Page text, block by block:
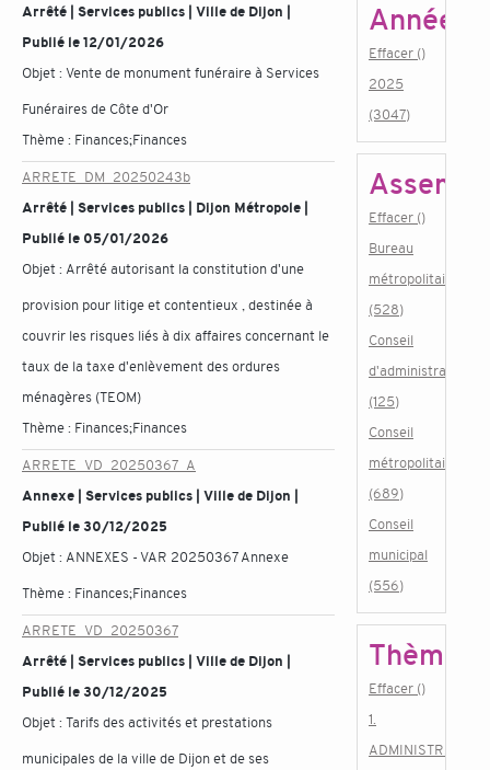
Arrêté | Services publics | Ville de Dijon |
Publié le 12/01/2026
Objet :Vente de monument funéraire à Services
Funéraires de Côte d'Or
Thème : Finances;Finances
ARRETE_DM_20250243b
Arrêté | Services publics | Dijon Métropole |
Publié le 05/01/2026
Objet : Arrêté autorisant la constitution d'une
provision pour litige et contentieux , destinée à
couvrir les risques liés à dix affaires concernant le
taux de la taxe d'enlèvement des ordures
ménagères (TEOM)
Thème : Finances;Finances
ARRETE_VD_20250367_A
Annexe | Services publics | Ville de Dijon |
Publié le 30/12/2025
Objet : ANNEXES - VAR 20250367 Annexe
Thème : Finances;Finances
ARRETE_VD_20250367
Arrêté | Services publics | Ville de Dijon |
Publié le 30/12/2025
Objet :Tarifs des activités et prestations
municipales de la ville de Dijon et de ses
Année
Effacer ()
2025
(3047)
Effacer ()
Bureau
métropolitain
(528)
Conseil
d'administration
(125)
Conseil
métropolitain
(689)
Conseil
municipal
(556)
Thème
Effacer ()
1.
ADMINISTRATION